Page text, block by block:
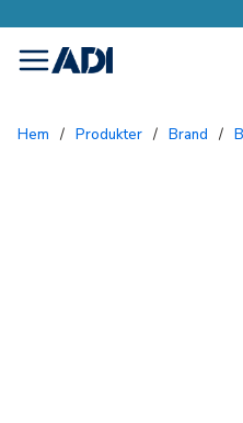
menu
Hem / Produkter / Brand /